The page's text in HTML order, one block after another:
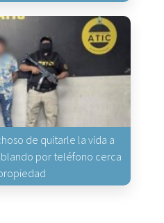
de quitarle la vida a
por teléfono cerca